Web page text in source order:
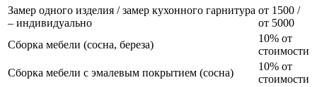
Замер одного изделия / замер кухонного гарнитура
– индивидуально
от 1500 /
от 5000
Сборка мебели (сосна, береза)
10% от
стоимости
Сборка мебели с эмалевым покрытием (сосна)
10% от
стоимости